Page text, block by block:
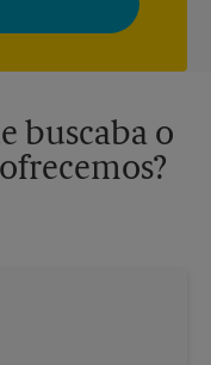
baja en cualquier
nuestra política de
buscaba o